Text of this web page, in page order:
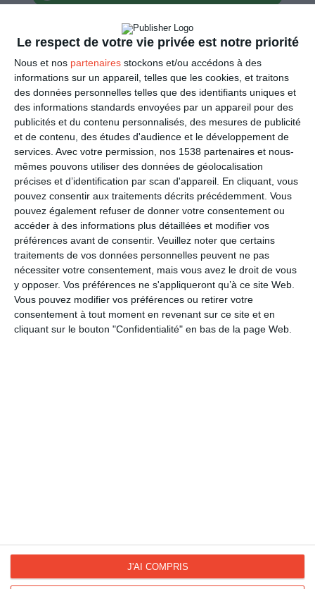
Le respect de votre vie privée est notre priorité
Nous et nos partenaires stockons et/ou accédons à des
informations sur un appareil, telles que les cookies, et traitons
des données personnelles telles que des identifiants uniques et
des informations standards envoyées par un appareil pour des
publicités et du contenu personnalisés, des mesures de publicité
et de contenu, des études d'audience et le développement de
services. Avec votre permission, nos 1538 partenaires et nous-
mêmes pouvons utiliser des données de géolocalisation
précises et d’identification par scan d'appareil. En cliquant, vous
pouvez consentir aux traitements décrits précédemment. Vous
pouvez également refuser de donner votre consentement ou
accéder à des informations plus détaillées et modifier vos
préférences avant de consentir. Veuillez noter que certains
traitements de vos données personnelles peuvent ne pas
nécessiter votre consentement, mais vous avez le droit de vous
y opposer. Vos préférences ne s'appliqueront qu’à ce site Web.
Vous pouvez modifier vos préférences ou retirer votre
consentement à tout moment en revenant sur ce site et en
cliquant sur le bouton "Confidentialité" en bas de la page Web.
J'AI COMPRIS
SMS(1,80€, en France)
PARTAGER
Facebook, Twitter, WhatsApp, ...
VOIR D'AUTRES CARTES DANS
LES CATÉGORIES
Bonne fête
Bonne fête avec son prénom
Les prénoms fêtés en mars
Les prénoms fêtés en novembre
Fête Nationale Canadienne
Fête Nationale du Québec
Fête Nationale Belge